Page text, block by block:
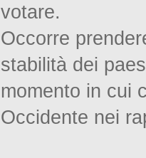
votare.
Occorre
stabilità dei
momento in cui
Occidente nei